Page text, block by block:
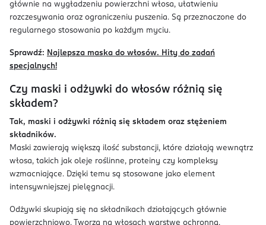
głównie na wygładzeniu powierzchni włosa, ułatwieniu
rozczesywania oraz ograniczeniu puszenia. Są przeznaczone do
regularnego stosowania po każdym myciu.
Sprawdź: Najlepsza maska do włosów. Hity do zadań
specjalnych!
Czy maski i odżywki do włosów różnią się
składem?
Tak, maski i odżywki różnią się składem oraz stężeniem
składników.
Maski zawierają większą ilość substancji, które działają wewnątrz
włosa, takich jak oleje roślinne, proteiny czy kompleksy
wzmacniające. Dzięki temu są stosowane jako element
intensywniejszej pielęgnacji.
Odżywki skupiają się na składnikach działających głównie
powierzchniowo. Tworzą na włosach warstwę ochronną,